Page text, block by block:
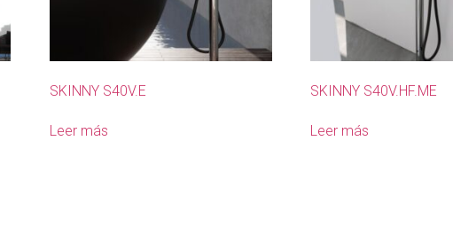
SKINNY S40V.E
Leer más
SKINNY S40V.HF.ME
Leer más